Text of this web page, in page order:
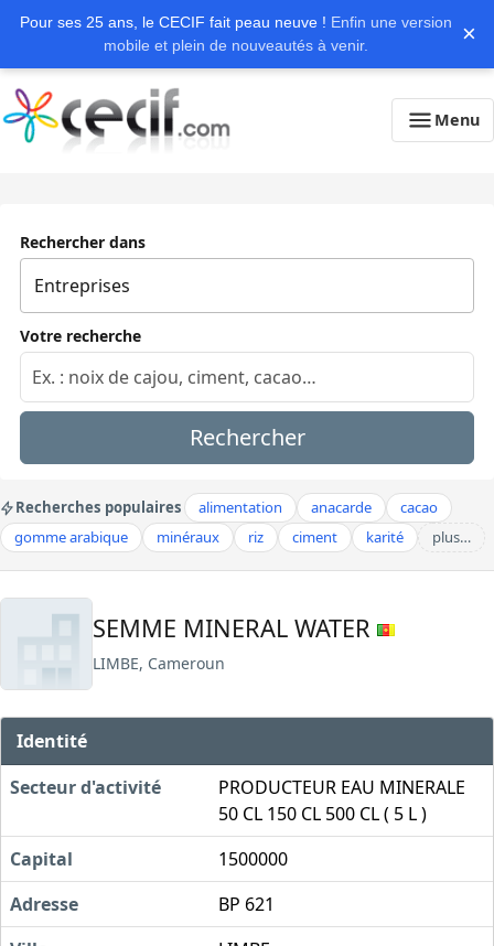
Pour ses 25 ans, le CECIF fait peau neuve ! Enfin une version
mobile et plein de nouveautés à venir.
×
Menu
Rechercher dans
Votre recherche
Rechercher
Recherches populaires alimentation anacarde
cacao
gomme arabique
minéraux riz ciment karité plus…
SEMME MINERAL WATER
LIMBE, Cameroun
Identité
Secteur d'activité
PRODUCTEUR EAU MINERALE
50 CL 150 CL 500 CL ( 5 L )
Capital
1500000
Adresse
BP 621